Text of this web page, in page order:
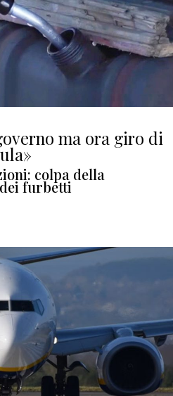
ma ora giro di
colpa della
furbetti